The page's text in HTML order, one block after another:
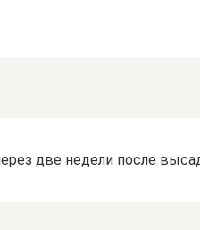
две недели после